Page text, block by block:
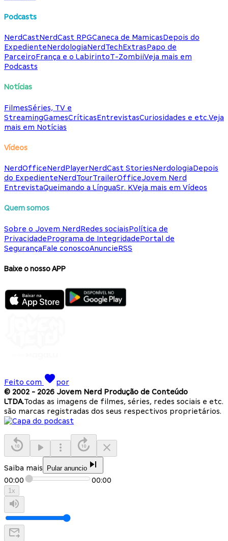
Podcasts
NerdCastNerdCast RPGCaneca de MamicasDepois do
ExpedienteNerdologiaNerdTechExtrasPapo de
ParceiroFrança e o LabirintoT-ZombiiVeja mais em
Podcasts
Notícias
FilmesSéries, TV e
StreamingGamesCríticasEntrevistasCuriosidades e etc.Veja
mais em Notícias
Vídeos
NerdOfficeNerdPlayerNerdCast StoriesNerdologiaDepois
do ExpedienteNerdTourTrailerOfficeJovem Nerd
EntrevistaQueimando a LínguaSr. KVeja mais em Vídeos
Quem somos
Sobre o Jovem NerdRedes sociaisPolítica de
PrivacidadePrograma de IntegridadePortal de
SegurançaFale conoscoAnuncieRSS
Baixe o nosso APP
Feito com
por
© 2002 - 2026 Jovem Nerd Produção de Conteúdo
LTDA.Todas as imagens de filmes, séries, redes sociais e etc.
são marcas registradas dos seus respectivos proprietários.
Saiba mais Pular anuncio
00:00 00:00
1x